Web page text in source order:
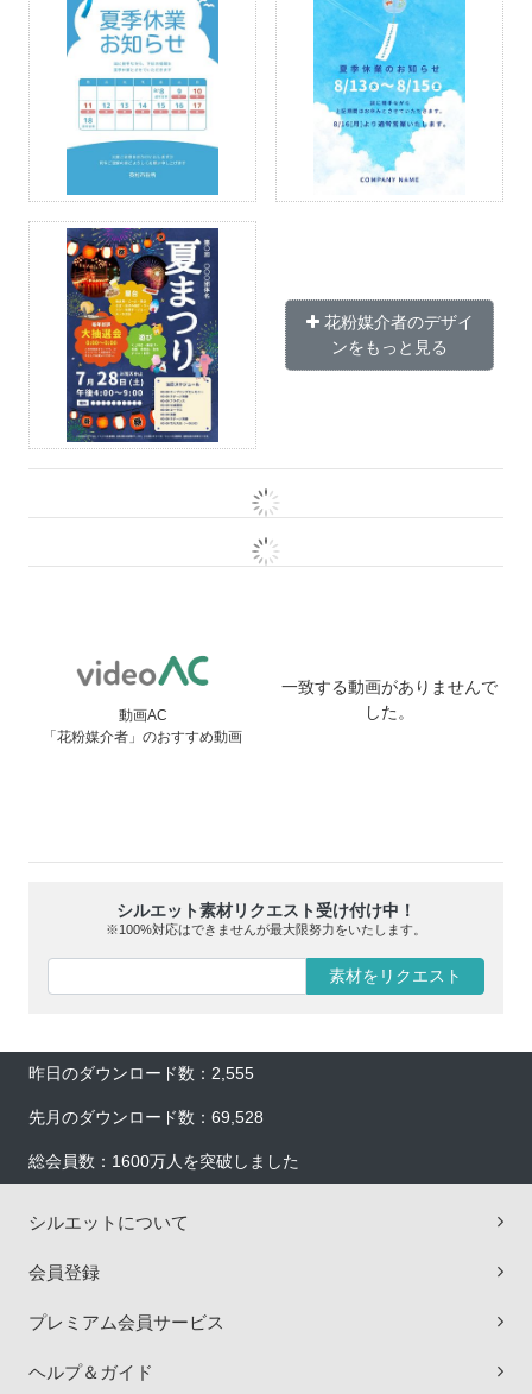
花粉媒介者のデザイ
ンをもっと見る
動画AC
「花粉媒介者」のおすすめ動画
一致する動画がありませんで
した。
シルエット素材リクエスト受け付け中！
※100%対応はできませんが最大限努力をいたします。
素材をリクエスト
昨日のダウンロード数：2,555
先月のダウンロード数：69,528
総会員数：1600万人を突破しました
シルエットについて
会員登録
プレミアム会員サービス
ヘルプ＆ガイド